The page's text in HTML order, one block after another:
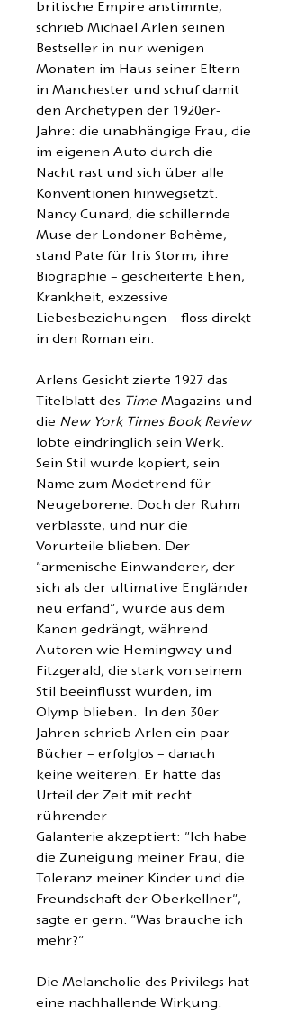
britische Empire anstimmte,
schrieb Michael Arlen seinen
Bestseller in nur wenigen
Monaten im Haus seiner Eltern
in Manchester und schuf damit
den Archetypen der 1920er-
Jahre: die unabhängige Frau, die
im eigenen Auto durch die
Nacht rast und sich über alle
Konventionen hinwegsetzt.
Nancy Cunard, die schillernde
Muse der Londoner Bohème,
stand Pate für Iris Storm; ihre
Biographie – gescheiterte Ehen,
Krankheit, exzessive
Liebesbeziehungen – floss direkt
in den Roman ein.
Arlens Gesicht zierte 1927 das
Titelblatt des Time-Magazins und
die New York Times Book Review
lobte eindringlich sein Werk.
Sein Stil wurde kopiert, sein
Name zum Modetrend für
Neugeborene. Doch der Ruhm
verblasste, und nur die
Vorurteile blieben. Der
"armenische Einwanderer, der
sich als der ultimative Engländer
neu erfand", wurde aus dem
Kanon gedrängt, während
Autoren wie Hemingway und
Fitzgerald, die stark von seinem
Stil beeinflusst wurden, im
Olymp blieben.
In den 30er
Jahren schrieb Arlen ein paar
Bücher – erfolglos – danach
keine weiteren. Er hatte das
Urteil der Zeit mit recht
rührender
Galanterie akzeptiert: "Ich habe
die Zuneigung meiner Frau, die
Toleranz meiner Kinder und die
Freundschaft der Oberkellner",
sagte er gern. "Was brauche ich
mehr?"
Die Melancholie des Privilegs hat
eine nachhallende Wirkung.